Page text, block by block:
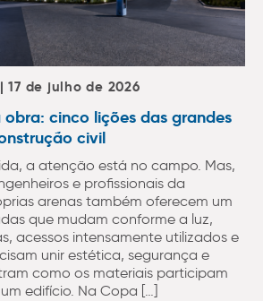
de julho de 2026
cinco lições das grandes
civil
a atenção está no campo. Mas,
e profissionais da
arenas também oferecem um
que mudam conforme a luz,
acessos intensamente utilizados e
unir estética, segurança e
como os materiais participam
edifício. Na Copa […]